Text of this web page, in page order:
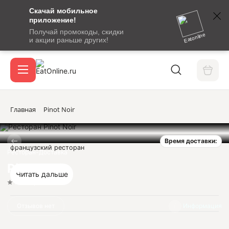
Скачай мобильное
приложение!
Получай промокоды, скидки
и акции раньше других!
Eatonline
сообщение
кодом
подтверждения
Вход / регистрация
Акции
Главная Pinot Noir
Время доставки:
Ресторан-Доставка
Pinot Noir
французский ресторан
Читать дальше